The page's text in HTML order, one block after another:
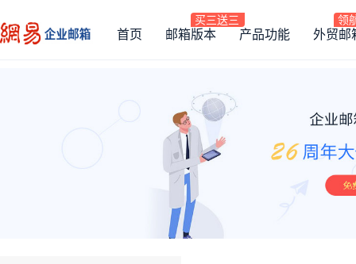
首页 邮箱版本 产品功能 外贸邮